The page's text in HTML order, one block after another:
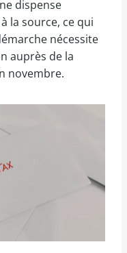
dispense
la source, ce qui
nécessite
auprès de la
novembre.